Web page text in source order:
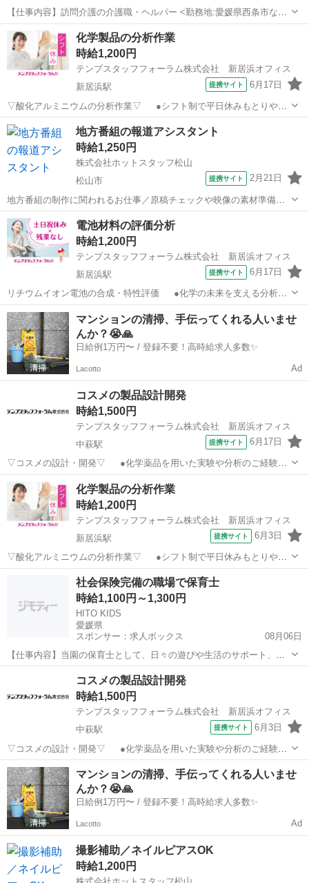
【仕事内容】訪問介護の介護職・ヘルパー <勤務地:愛媛県西条市など
> 障がいなどで身体が動かせないご利用者のご自宅に訪問し、ご自宅
での生活を支援する、見守りがメインの訪問介護のお仕事です。もち
ろん直行直帰OK。 <仕事内容> 見守...
アルバイト・パート
化学製品の分析作業
時給1,200円
テンプスタッフフォーラム株式会社 新居浜オフィス
新居浜駅
提携サイト 6月17日
▽酸化アルミニウムの分析作業▽ ●シフト制で平日休みもとりやす
い♪ ●教育担当者がしっかり教えてくれるので安心です◎ ●未経験の方
もチャレンジOK！経験がある方もスキルや知識を活かせます！
★【WEB面談実施中】おうちで...
愛媛 新居浜市 新居浜駅 その他
地方番組の報道アシスタント
時給1,250円
株式会社ホットスタッフ松山
松山市
提携サイト 2月21日
地方番組の制作に関われるお仕事／原稿チェックや映像の素材準備な
ど／正社員登用のチャンスあり 【仕事内容】
———————————————————— ◆◆ お仕事内容
愛媛 その他
電池材料の評価分析
時給1,200円
テンプスタッフフォーラム株式会社 新居浜オフィス
新居浜駅
提携サイト 6月17日
リチウムイオン電池の合成・特性評価 ●化学の未来を支える分析ス
タッフ！お休み取りやすい環境です◎ ●うれしい16時35分定時☆若干
の時短調整もご相談ください ●化学実験や分析の実務経験がある方歓
迎！★【WEB面談実施中...
愛媛 新居浜市 その他
マンションの清掃、手伝ってくれる人いませ
んか？😭🙏
日給例1万円〜 / 登録不要！高時給求人多数✨
Lacotto Ad
コスメの製品設計開発
時給1,500円
テンプスタッフフォーラム株式会社 新居浜オフィス
中萩駅
提携サイト 6月17日
▽コスメの設計・開発▽ ●化学薬品を用いた実験や分析のご経験が
ある方、知識が豊富な方歓迎！ ●正社員につながるチャンス！派遣期
間中も高時給の1500円！★【WEB面談実施中】おうちで気軽に登録♪
スマホからもOK！ ...
愛媛 新居浜市 中萩駅 その他
化学製品の分析作業
時給1,200円
テンプスタッフフォーラム株式会社 新居浜オフィス
新居浜駅
提携サイト 6月3日
▽酸化アルミニウムの分析作業▽ ●シフト制で平日休みもとりやす
い♪ ●教育担当者がしっかり教えてくれるので安心です◎ ●未経験の方
もチャレンジOK！経験がある方もスキルや知識を活かせます！
★【WEB面談実施中】おうちで...
新居浜市 新居浜駅 その他
社会保険完備の職場で保育士
時給1,100円～1,300円
HITO KIDS
愛媛県
スポンサー：求人ボックス
08月06日
【仕事内容】当園の保育士として、日々の遊びや生活のサポート、見
守り、保育室の清掃・整理、食事やトイレの援助、行事準備、保護者
対応などを担います。柔軟な保育環境の中で、子どもたち一人ひとり
にしっかり向き合える時間が多くあります。勤務...
コスメの製品設計開発
時給1,500円
テンプスタッフフォーラム株式会社 新居浜オフィス
中萩駅
提携サイト 6月3日
▽コスメの設計・開発▽ ●化学薬品を用いた実験や分析のご経験が
ある方、知識が豊富な方歓迎！ ●正社員につながるチャンス！派遣期
間中も高時給の1500円！★【WEB面談実施中】おうちで気軽に登録♪
スマホからもOK！ ...
愛媛 新居浜市 その他
マンションの清掃、手伝ってくれる人いませ
んか？😭🙏
日給例1万円〜 / 登録不要！高時給求人多数✨
Lacotto Ad
撮影補助／ネイルピアスOK
時給1,200円